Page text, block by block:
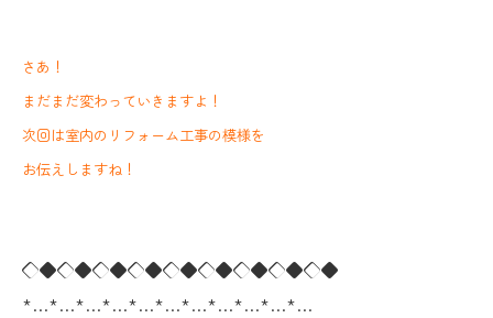
さあ！
まだまだ変わっていきますよ！
次回は室内のリフォーム工事の模様を
お伝えしますね！
◇◆◇◆◇◆◇◆◇◆◇◆◇◆◇◆◇◆
*…*…*…*…*…*…*…*…*…*…*…